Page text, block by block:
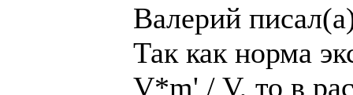
Валерий
Так как норма
V*m' / V, то в